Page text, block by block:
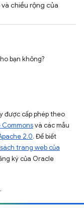
chiều rộng của
bạn không?
được cấp phép theo
Commonsvà các mẫu
2.0. Để biết
trang web của
ký của Oracle